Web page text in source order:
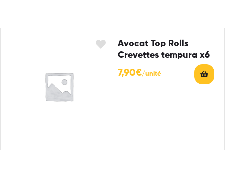
Avocat Top Rolls
Crevettes tempura x6
7,90€